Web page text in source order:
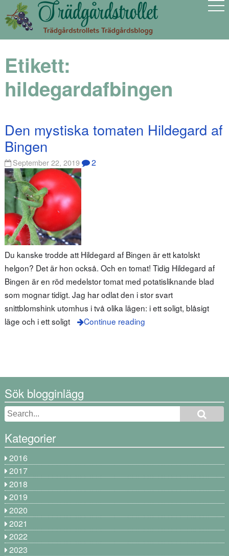
Etikett:
hildegardafbingen
Den mystiska tomaten Hildegard af
Bingen
September 22, 2019 2
Du kanske trodde att Hildegard af Bingen är ett katolskt
helgon? Det är hon också. Och en tomat! Tidig Hildegard af
Bingen är en röd medelstor tomat med potatisliknande blad
som mognar tidigt. Jag har odlat den i stor svart
snittblomshink utomhus i två olika lägen: i ett soligt, blåsigt
läge och i ett soligt
Continue reading
Sök blogginlägg
Kategorier
2016
2017
2018
2019
2020
2021
2022
2023